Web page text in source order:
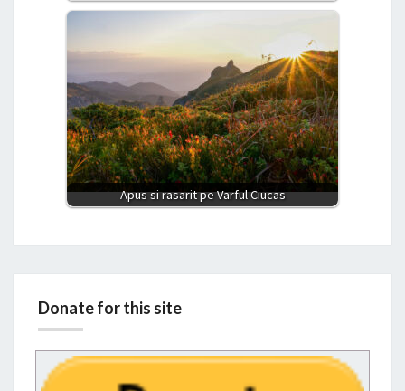
Apus si rasarit pe Varful Ciucas
Donate for this site